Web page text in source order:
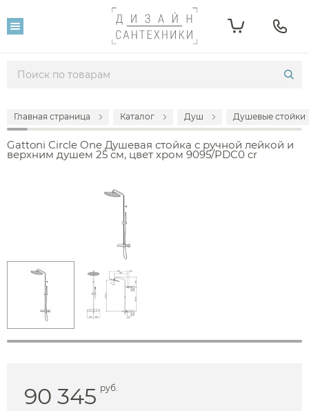
Главная страница Каталог Душ Душевые стойки
Gattoni Circle One Душевая стойка с ручной лейкой и
верхним душем 25 см, цвет хром 9095/PDC0 cr
90 345 руб.